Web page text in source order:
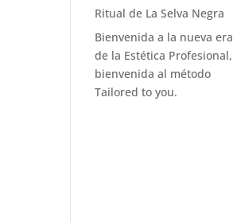
Ritual de La Selva Negra
Bienvenida a la nueva era
de la Estética Profesional,
bienvenida al método
Tailored to you.